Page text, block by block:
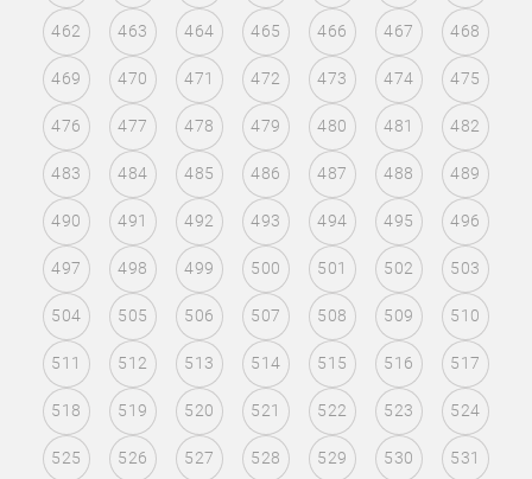
462 463 464 465 466 467 468
469 470 471 472 473 474 475
476 477 478 479 480 481 482
483 484 485 486 487 488 489
490 491 492 493 494 495 496
497 498 499 500 501 502 503
504 505 506 507 508 509 510
511 512 513 514 515 516 517
518 519 520 521 522 523 524
525 526 527 528 529 530 531